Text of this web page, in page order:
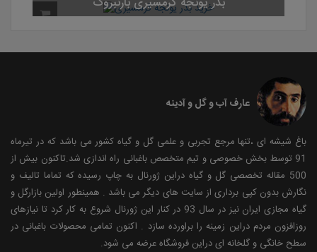
عارف آب و گل و آدینه
باغ شیشه ای ،تنها مرجع تجربی و علمی گل و گیاه کشور می باشد که در تیرماه
91 توسط بخش خصوصی و تیم متخصص باغبانی راه اندازی شد.تاکنون بیش از
500 مقاله تخصصی گل و گیاه دراین ژورنال به چاپ رسیده که تماما تالیف و
نگارش بدون کپی برداری از سایت های دیگر می باشد . همینطور اولین بازارگل و
گیاه مجازی ایران نیز در سال 93 در کنار این ژورنال شروع به کار کرد تا نیازهای
روزافزون مردم دراین زمینه را براورده سازد . اکنون تمامی محصولات باغبانی در
سطح خانگی و گلخانه ای دراین فروشگاه عرضه می شود.